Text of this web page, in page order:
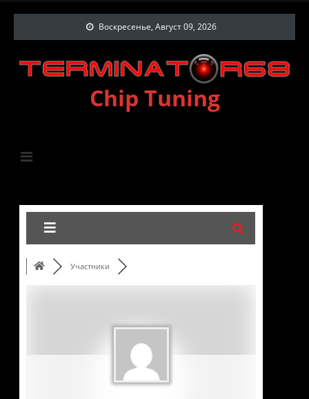
Воскресенье, Август 09, 2026
Chip Tuning
Участники